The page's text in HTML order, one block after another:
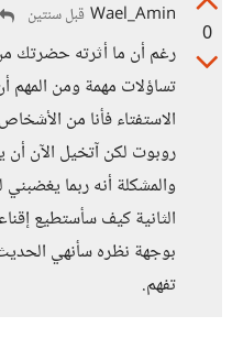
0
Wael_Amin قبل سنتين
رغم أن ما أثرته حضرتك
تساؤلات مهمة ومن
الاستفتاء فأنا من
روبوت لكن آتخيل الآن
والمشكلة أنه ربما
الثانية كيف سأستطيع
بوجهة نظره سأنهي
تفهم.